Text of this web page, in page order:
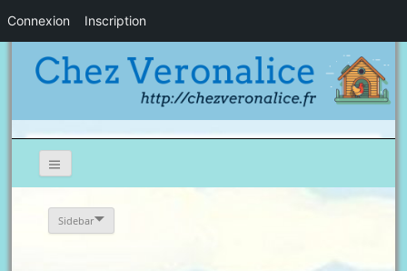
Sidebar
Connexion Inscription